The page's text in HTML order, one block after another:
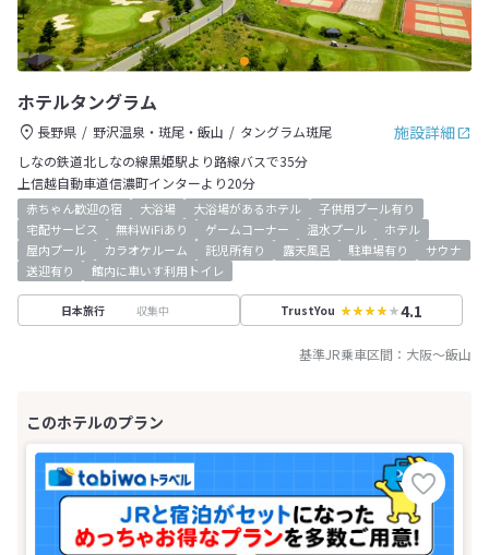
ホテルタングラム
施設詳細
長野県 野沢温泉・斑尾・飯山
タングラム斑尾
しなの鉄道北しなの線黒姫駅より路線バスで35分
上信越自動車道信濃町インターより20分
赤ちゃん歓迎の宿 大浴場 大浴場があるホテル
子供用プール有り
宅配サービス
無料WiFiあり ゲームコーナー 温水プール
ホテル
屋内プール
カラオケルーム 託児所有り 露天風呂 駐車場有り
サウナ
送迎有り
館内に車いす利用トイレ
日本旅行 収集中 TrustYou 4.1
基準JR乗車区間： 大阪～飯山